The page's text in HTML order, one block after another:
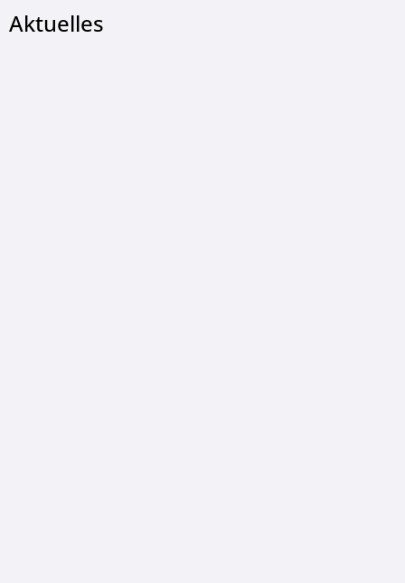
Aktuelles